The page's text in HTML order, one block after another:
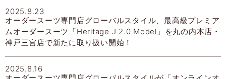
2025.8.23
オーダースーツ専門店グローバルスタイル、最高級プレミア
ムオーダースーツ「Heritage J 2.0 Model」を丸の内本店・
神戸三宮店で新たに取り扱い開始！
2025.8.16